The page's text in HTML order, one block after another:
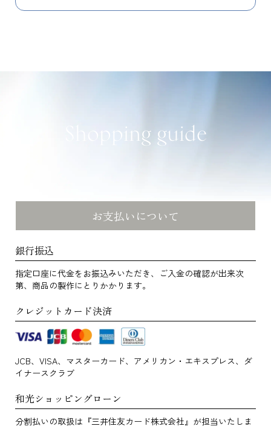
Shopping guide
お支払いについて
銀行振込
指定口座に代金をお振込みいただき、ご入金の確認が出来次
第、商品の製作にとりかかります。
クレジットカード決済
JCB、VISA、マスターカード、アメリカン・エキスプレス、ダ
イナースクラブ
和光ショッピングローン
分割払いの取扱は『三井住友カード株式会社』が担当いたしま